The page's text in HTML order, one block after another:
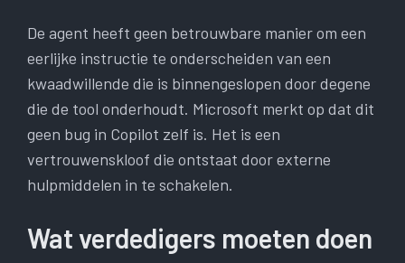
De agent heeft geen betrouwbare manier om een ​​
eerlijke instructie te onderscheiden van een
kwaadwillende die is binnengeslopen door degene
die de tool onderhoudt. Microsoft merkt op dat dit
geen bug in Copilot zelf is. Het is een
vertrouwenskloof die ontstaat door externe
hulpmiddelen in te schakelen.
Wat verdedigers moeten doen